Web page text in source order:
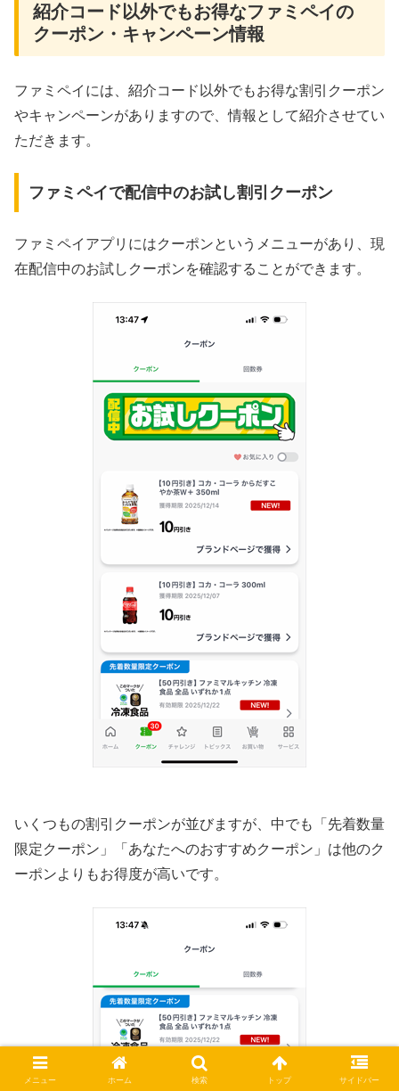
紹介コード以外でもお得なファミペイの
クーポン・キャンペーン情報
ファミペイには、紹介コード以外でもお得な割引クーポン
やキャンペーンがありますので、情報として紹介させてい
ただきます。
ファミペイで配信中のお試し割引クーポン
ファミペイアプリにはクーポンというメニューがあり、現
在配信中のお試しクーポンを確認することができます。
いくつもの割引クーポンが並びますが、中でも「先着数量
限定クーポン」「あなたへのおすすめクーポン」は他のク
ーポンよりもお得度が高いです。
メニュー ホーム 検索 トップ サイドバー